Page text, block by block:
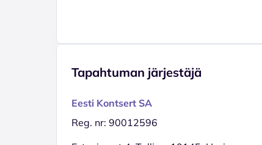
Tapahtuman järjestäjä
Eesti Kontsert SA
Reg. nr: 90012596